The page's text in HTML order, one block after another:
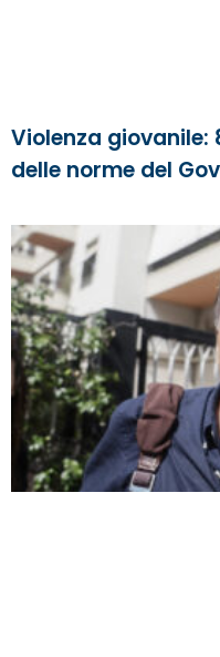
Violenza giovanile:
delle norme del